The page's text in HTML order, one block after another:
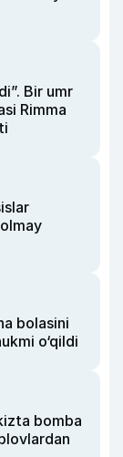
Bir umr
Rimma
bolasini
o‘qildi
bomba